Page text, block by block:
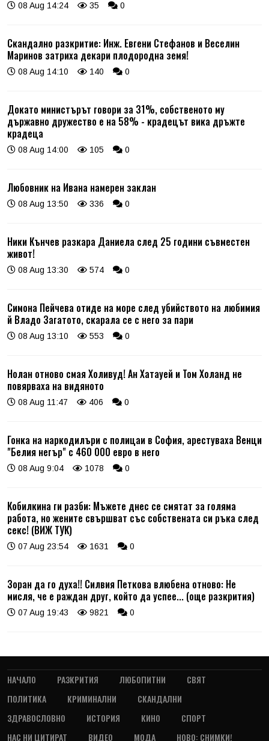
08 Aug 14:24 35 0
Скандално разкритие: Инж. Евгени Стефанов и Веселин
Маринов затриха декари плодородна земя!
08 Aug 14:10 140 0
Докато министърът говори за 31%, собственото му
държавно дружество е на 58% - крадецът вика дръжте
крадеца
08 Aug 14:00 105 0
Любовник на Ивана намерен заклан
08 Aug 13:50 336 0
Ники Кънчев разкара Даниела след 25 години съвместен
живот!
08 Aug 13:30 574 0
Симона Пейчева отиде на море след убийството на любимия
й Владо Загатото, скарала се с него за пари
08 Aug 13:10 553 0
Нолан отново смая Холивуд! Ан Хатауей и Том Холанд не
повярваха на видяното
08 Aug 11:47 406 0
Гонка на наркодилъри с полицаи в София, арестуваха Венци
"Белия негър" с 460 000 евро в него
08 Aug 9:04 1078 0
Кобилкина ги разби: Мъжете днес се смятат за голяма
работа, но жените свършват със собствената си ръка след
секс! (ВИЖ ТУК)
07 Aug 23:54 1631 0
Зоран да го духа!! Силвия Петкова влюбена отново: Не
мисля, че е раждан друг, който да успее... (още разкрития)
07 Aug 19:43 9821 0
НАЧАЛО РАЗКРИТИЯ ЛЮБОПИТНИ
СВЯТ
ПОЛИТИКА
КРИМИНАЛНИ
СКАНДАЛНИ
ЗДРАВОСЛОВНО
ИСТОРИЯ КИНО
СПОРТ
НАС НИ ЦИТИРАТ
ВИДЕО МОДА НОВО: СНИМКИ!